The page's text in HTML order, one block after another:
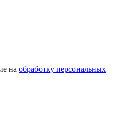
на обработку персональных